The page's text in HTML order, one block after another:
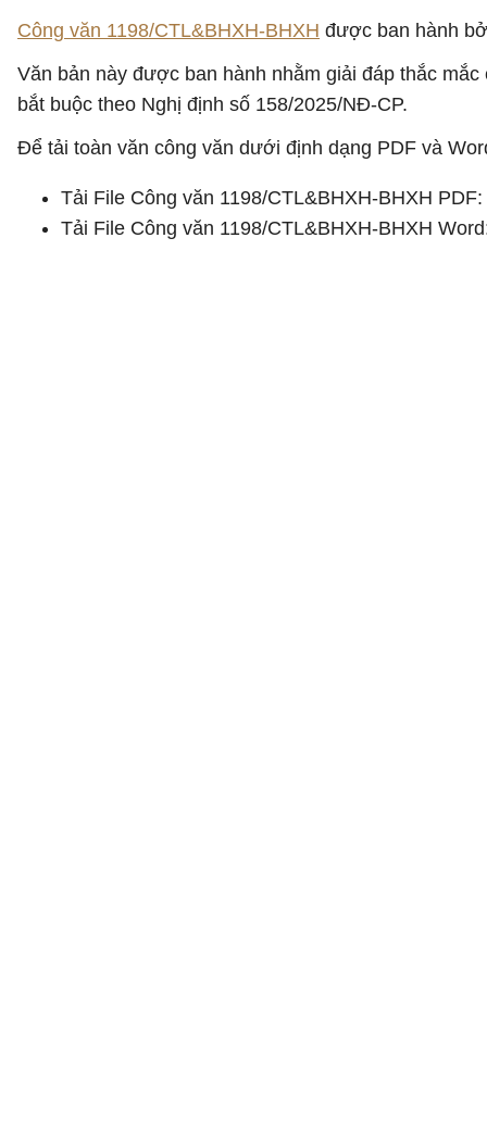
Công văn 1198/CTL&BHXH-BHXH được ban hành
Văn bản này được ban hành nhằm giải đáp thắc
bắt buộc theo Nghị định số 158/2025/NĐ-CP.
Để tải toàn văn công văn dưới định dạng PDF và
Tải File Công văn 1198/CTL&BHXH-BHXH PDF:
Tải File Công văn 1198/CTL&BHXH-BHXH